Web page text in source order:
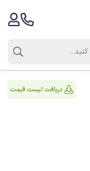
دریافت لیست قیمت